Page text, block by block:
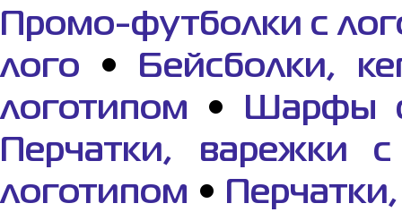
Промо-футболки с
лого • Бейсболки,
логотипом • Шарфы
Перчатки, варежки
логотипом •